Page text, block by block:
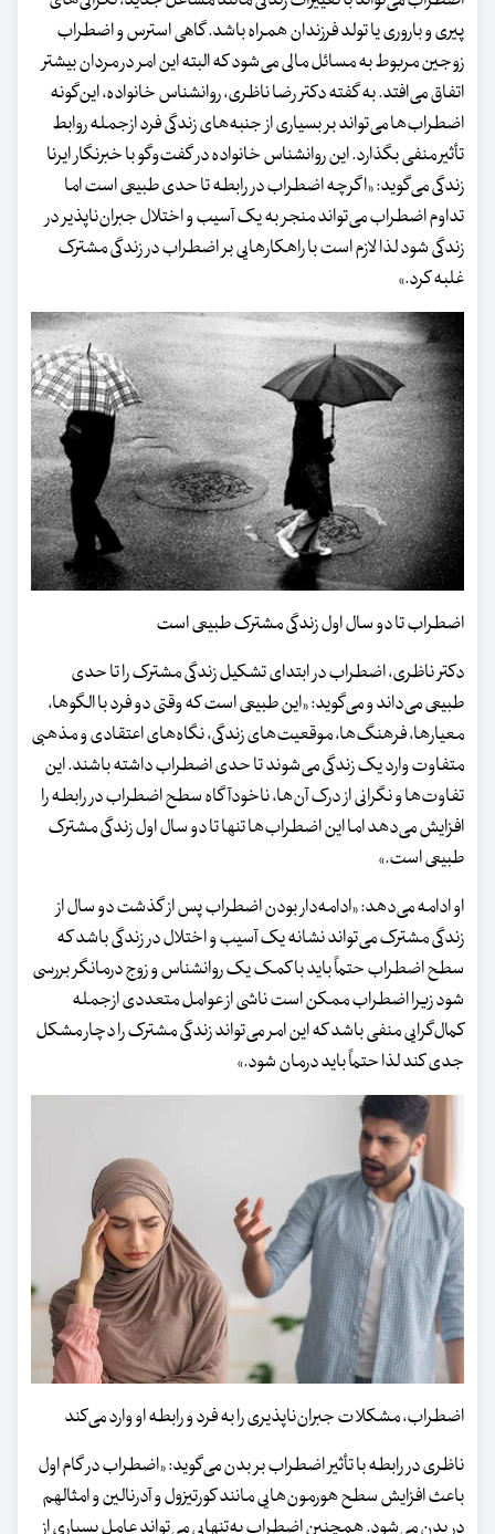
پیری و باروری یا تولد فرزندان همراه باشد. گاهی استرس و اضطراب
زوجین مربوط به مسائل مالی می‌شود که البته این امر در مردان بیشتر
اتفاق می‌افتد. به گفته دکتر رضا ناظری، روانشناس خانواده، این‌گونه
اضطراب‌ها می‌تواند بر بسیاری از جنبه‌های زندگی فرد ازجمله روابط
تأثیر منفی بگذارد. این روانشناس خانواده در گفت‌وگو با خبرنگار ایرنا
زندگی می‌گوید: «اگرچه اضطراب در رابطه تا حدی طبیعی است اما
تداوم اضطراب می‌تواند منجر به یک آسیب و اختلال جبران‌ناپذیر در
زندگی شود لذا لازم است با راهکارهایی بر اضطراب در زندگی مشترک
غلبه کرد.»
اضطراب تا دو سال اول زندگی مشترک طبیعی است
دکتر ناظری، اضطراب در ابتدای تشکیل زندگی مشترک را تا حدی
طبیعی می‌داند و می‌گوید: «این طبیعی است که وقتی دو فرد با الگوها،
معیارها، فرهنگ‌ها، موقعیت‌های زندگی، نگاه‌های اعتقادی و مذهبی
متفاوت وارد یک زندگی می‌شوند تا حدی اضطراب داشته باشند. این
تفاوت‌ها و نگرانی از درک آن‌ها، ناخودآگاه سطح اضطراب در رابطه را
افزایش می‌دهد اما این اضطراب‌ها تنها تا دو سال اول زندگی مشترک
طبیعی است.»
او ادامه می‌دهد: «ادامه‌دار بودن اضطراب پس از گذشت دو سال از
زندگی مشترک می‌تواند نشانه یک آسیب و اختلال در زندگی باشد که
سطح اضطراب حتماً باید با کمک یک روانشناس و زوج درمانگر بررسی
شود زیرا اضطراب ممکن است ناشی از عوامل متعددی ازجمله
کمال‌گرایی منفی باشد که این امر می‌تواند زندگی مشترک را دچار مشکل
جدی کند لذا حتماً باید درمان شود.»
اضطراب، مشکلات جبران‌ناپذیری را به فرد و رابطه او وارد می‌کند
ناظری در رابطه با تأثیر اضطراب بر بدن می‌گوید: «اضطراب در گام اول
باعث افزایش سطح هورمون‌هایی مانند کورتیزول و آدرنالین و امثالهم
در بدن می‌شود. همچنین اضطراب به‌تنهایی می‌تواند عامل بسیاری از